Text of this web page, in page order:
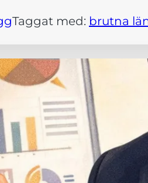
Taggat med: brutna